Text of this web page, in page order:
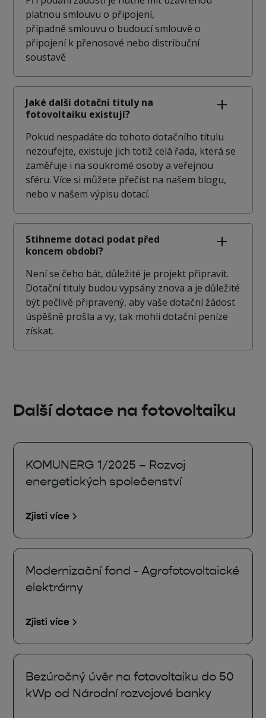
platnou smlouvu o připojení,
případně smlouvu o budoucí smlouvě o
připojení k přenosové nebo distribuční
soustavě
Jaké další dotační tituly na
fotovoltaiku existují?
Pokud nespadáte do tohoto dotačního titulu
nezoufejte, existuje jich totiž celá řada, která se
zaměřuje i na soukromé osoby a veřejnou
sféru. Více si můžete přečíst na našem blogu,
nebo v našem výpisu dotací.
Stihneme dotaci podat před
koncem období?
Není se čeho bát, důležité je projekt připravit.
Dotační tituly budou vypsány znova a je důležité
být pečlivě připravený, aby vaše dotační žádost
úspěšně prošla a vy, tak mohli dotační peníze
získat.
Další dotace na fotovoltaiku
KOMUNERG 1/2025 – Rozvoj
energetických společenství
Zjisti více
Modernizační fond - Agrofotovoltaické
elektrárny
Zjisti více
Bezúročný úvěr na fotovoltaiku do 50
kWp od Národní rozvojové banky